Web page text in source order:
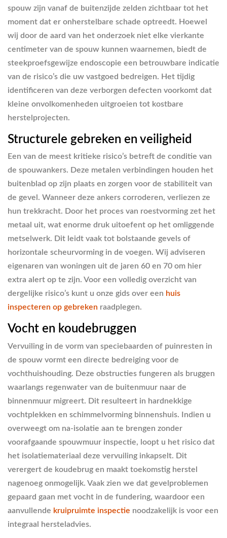
spouw zijn vanaf de buitenzijde zelden zichtbaar tot het
moment dat er onherstelbare schade optreedt. Hoewel
wij door de aard van het onderzoek niet elke vierkante
centimeter van de spouw kunnen waarnemen, biedt de
steekproefsgewijze endoscopie een betrouwbare indicatie
van de risico’s die uw vastgoed bedreigen. Het tijdig
identificeren van deze verborgen defecten voorkomt dat
kleine onvolkomenheden uitgroeien tot kostbare
herstelprojecten.
Structurele gebreken en veiligheid
Een van de meest kritieke risico’s betreft de conditie van
de spouwankers. Deze metalen verbindingen houden het
buitenblad op zijn plaats en zorgen voor de stabiliteit van
de gevel. Wanneer deze ankers corroderen, verliezen ze
hun trekkracht. Door het proces van roestvorming zet het
metaal uit, wat enorme druk uitoefent op het omliggende
metselwerk. Dit leidt vaak tot bolstaande gevels of
horizontale scheurvorming in de voegen. Wij adviseren
eigenaren van woningen uit de jaren 60 en 70 om hier
extra alert op te zijn. Voor een volledig overzicht van
dergelijke risico’s kunt u onze gids over een huis
inspecteren op gebreken raadplegen.
Vocht en koudebruggen
Vervuiling in de vorm van speciebaarden of puinresten in
de spouw vormt een directe bedreiging voor de
vochthuishouding. Deze obstructies fungeren als bruggen
waarlangs regenwater van de buitenmuur naar de
binnenmuur migreert. Dit resulteert in hardnekkige
vochtplekken en schimmelvorming binnenshuis. Indien u
overweegt om na-isolatie aan te brengen zonder
voorafgaande spouwmuur inspectie, loopt u het risico dat
het isolatiemateriaal deze vervuiling inkapselt. Dit
verergert de koudebrug en maakt toekomstig herstel
nagenoeg onmogelijk. Vaak zien we dat gevelproblemen
gepaard gaan met vocht in de fundering, waardoor een
aanvullende kruipruimte inspectie noodzakelijk is voor een
integraal hersteladvies.